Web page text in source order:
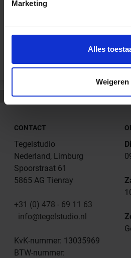
Marketing
Alles
Weigeren
Andere Series van Schlüter
CONTACT
Tegelstudio
Nederland, Limburg
Spoorstraat 61
5865 AG Tienray
+31 (0) 478 - 69 11 63
info@tegelstudio.nl
KvK-nummer: 13035969
BTW-nummer: